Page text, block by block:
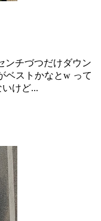
ンチづつだけダウン
ベストかなとw って
けど...